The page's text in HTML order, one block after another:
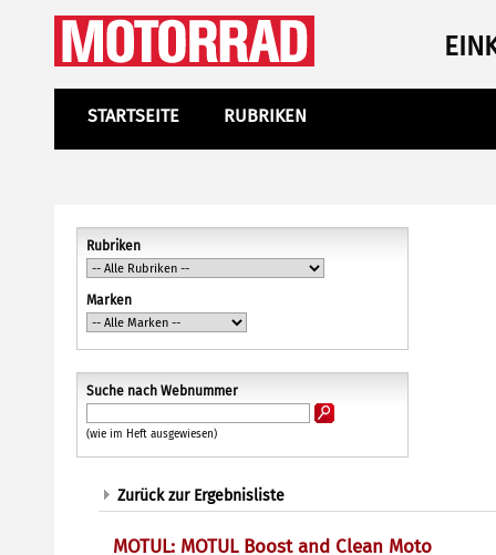
STARTSEITE RUBRIKEN
Rubriken
Marken
Suche nach Webnummer
(wie im Heft ausgewiesen)
Zurück zur Ergebnisliste
MOTUL: MOTUL Boost and Clean Moto